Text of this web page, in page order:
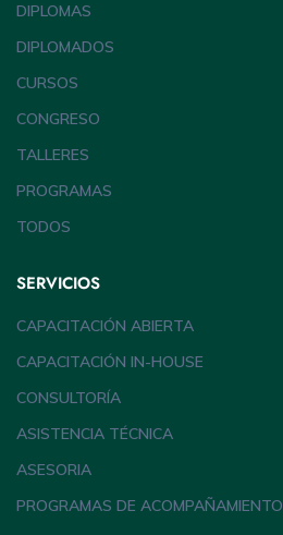
DIPLOMAS
DIPLOMADOS
CURSOS
CONGRESO
TALLERES
PROGRAMAS
TODOS
SERVICIOS
CAPACITACIÓN ABIERTA
CAPACITACIÓN IN-HOUSE
CONSULTORÍA
ASISTENCIA TÉCNICA
ASESORIA
PROGRAMAS DE ACOMPAÑAMIENTO